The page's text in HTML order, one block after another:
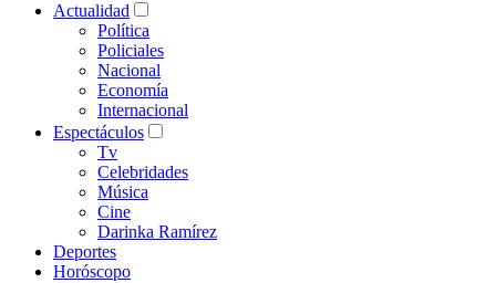
Actualidad
Política
Policiales
Nacional
Economía
Internacional
Espectáculos
Tv
Celebridades
Música
Cine
Darinka Ramírez
Deportes
Horóscopo